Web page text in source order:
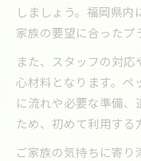
しましょう。福岡県
家族の要望に合ったプ
また、スタッフの対
心材料となります。ペ
に流れや必要な準備
ため、初めて利用する
ご家族の気持ちに寄